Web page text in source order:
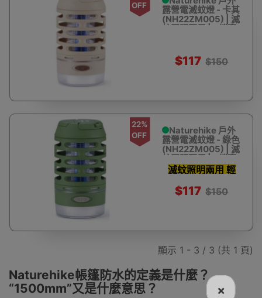
OFF
露營電滅蚊燈 - 卡其
(NH22ZM005) | 滅
蚊照明兩用 | 3檔亮
$117 $150
22%
OFF
Naturehike 戶外
露營電滅蚊燈 - 綠色
(NH22ZM005) | 滅
蚊照明兩用 | 3檔亮
度調節 - 綠色
滅蚊照明兩用 輕
巧便攜僅214g
$117 $150
顯示 1 - 3 / 3 (共 1 頁)
×
Naturehike帳篷防水的定義是什麼？
“1500mm”又是什麼意思？